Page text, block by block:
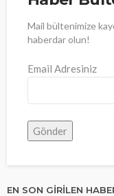
Mail bültenimize
haberdar olun!
Email Adresiniz
EN SON GIRILEN